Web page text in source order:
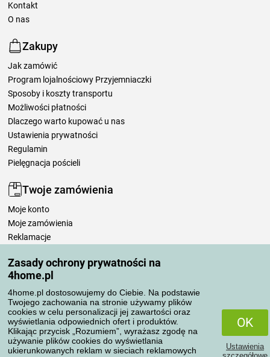
Zasady ochrony prywatności na
4home.pl
4home.pl dostosowujemy do Ciebie. Na podstawie
Twojego zachowania na stronie używamy plików
cookies w celu personalizacji jej zawartości oraz
wyświetlania odpowiednich ofert i produktów.
Klikając przycisk „Rozumiem”, wyrażasz zgodę na
używanie plików cookies do wyświetlania
ukierunkowanych reklam w sieciach reklamowych
OK
Ustawienia
Kontakt
O nas
Zakupy
Jak zamówić
Program lojalnościowy Przyjemniaczki
Sposoby i koszty transportu
Możliwości płatności
Dlaczego warto kupować u nas
Ustawienia prywatności
Regulamin
Pielęgnacja pościeli
Twoje zamówienia
Moje konto
Moje zamówienia
Reklamacje
Zasady przetwarzania recenzji
Sposoby transportu
Metody płatności